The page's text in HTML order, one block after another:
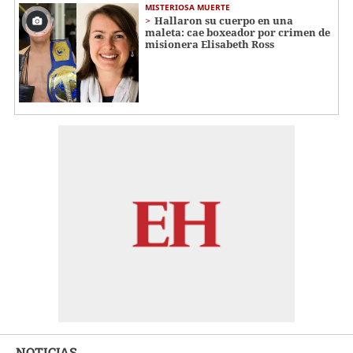
MISTERIOSA MUERTE
Hallaron su cuerpo en una
maleta: cae boxeador por crimen de
misionera Elisabeth Ross